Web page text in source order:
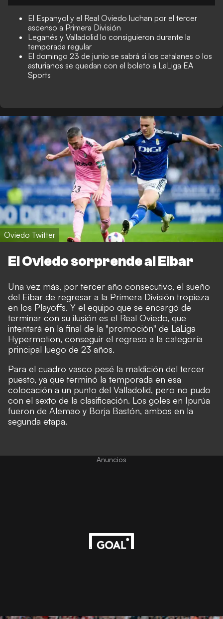
El Espanyol y el Real Oviedo luchan por el tercer
ascenso a Primera División
Leganés y Valladolid lo consiguieron durante la
temporada regular
El domingo 23 de junio se sabrá si los catalanes o los
asturianos se quedan con el boleto a LaLiga EA
Sports
Oviedo Twitter
El Oviedo sorprende al Eibar
Una vez más, por tercer año consecutivo, el sueño
del Eibar de regresar a la Primera División tropieza
en los Playoffs. Y el equipo que se encargó de
terminar con su ilusión es el Real Oviedo, que
intentará en la final de la "promoción" de LaLiga
Hypermotion, conseguir el regreso a la categoría
principal luego de 23 años.
Para el cuadro vasco pesé la maldición del tercer
puesto, ya que terminó la temporada en esa
colocación a un punto del Valladolid, pero no pudo
con el sexto de la clasificación. Los goles en Ipurúa
fueron de Alemao y Borja Bastón, ambos en la
segunda etapa.
Anuncios